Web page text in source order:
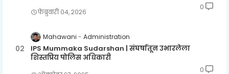
फेब्रुवारी ०४, २०२६
0
Mahawani Administration
IPS Mummaka Sudarshan | संघर्षातून उभारलेला
शिस्तप्रिय पोलिस अधिकारी
0